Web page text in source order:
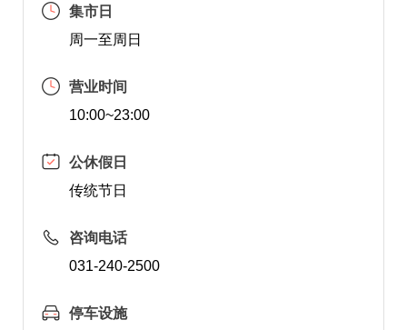
集市日
周一至周日
营业时间
10:00~23:00
公休假日
传统节日
咨询电话
031-240-2500
停车设施